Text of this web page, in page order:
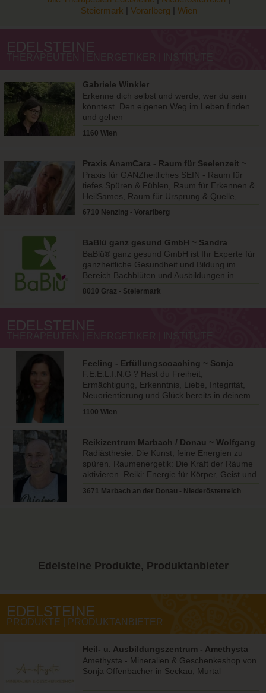
Steiermark
Vorarlberg Wien
EDELSTEINE
Gabriele Winkler
Erkenne dich selbst und werde, wer du sein
könntest. Den eigenen Weg im Leben finden
und gehen
1160 Wien
Praxis AnamCara - Raum für Seelenzeit ~
Anja Dreier
Praxis für GANZheitliches SEIN - Raum für
tiefes Spüren & Fühlen, Raum für Erkennen &
HeilSames, Raum für Ursprung & Quelle,
6710 Nenzing - Vorarlberg
BaBlü ganz gesund GmbH ~ Sandra
Waltraud Stopar
BaBlü® ganz gesund GmbH ist Ihr Experte für
ganzheitliche Gesundheit und Bildung im
Bereich Bachblüten und Ausbildungen in
8010 Graz - Steiermark
EDELSTEINE
Feeling - Erfüllungscoaching ~ Sonja
Müller
F.E.E.L.I.N.G ? Hast du Freiheit,
Ermächtigung, Erkenntnis, Liebe, Integrität,
Neuorientierung und Glück bereits in deinem
1100 Wien
Reikizentrum Marbach / Donau ~ Wolfgang
Pachatz
Radiästhesie: Die Kunst, feine Energien zu
spüren. Raumenergetik: Die Kraft der Räume
aktivieren. Reiki: Energie für Körper, Geist und
3671 Marbach an der Donau - Niederösterreich
Edelsteine Produkte, Produktanbieter
EDELSTEINE
PRODUKTE | PRODUKTANBIETER
Heil- u. Ausbildungszentrum - Amethysta
Shop
Amethysta - Mineralien & Geschenkeshop von
Sonja Offenbacher in Seckau, Murtal